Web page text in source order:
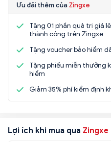
Ưu đãi thêm của Zingxe
Tặng 01 phần quà trị giá
thành công trên Zingxe
Tặng voucher bảo hiểm
Tặng phiếu miễn thưởng
hiểm
Giảm 35% phí kiểm định
Lợi ích khi mua qua Zingxe